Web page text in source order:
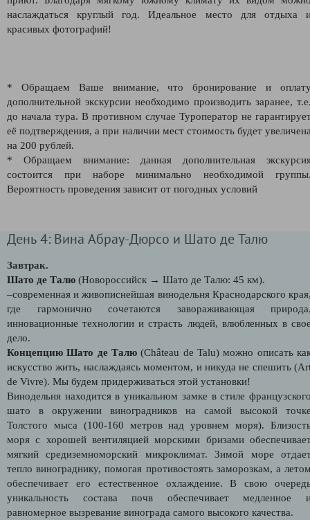
наслаждаться круглый год. Идеальное место для отдыха
красивых фотографий!
* Обращаем Ваше внимание, что бронирование и
дополнительной экскурсии необходимо производить заранее,
до начала тура. В противном случае Туроператор не
её подтверждения, а при наличии мест стоимость будет
на 200 рублей.
* Обращаем внимание: данная дополнительная
состоится при наборе минимально необходимой
Вероятность проведения зависит от погодных условий
День 4: Вина Абрау-Дюрсо и Шато де Талю
Завтрак.
Шато де Талю (Новороссийск → Шато де Талю: 45 км).
–современная и живописнейшая винодельня Краснодарского
где гармонично сочетаются завораживающая
инновационные технологии и страсть людей, влюбленных в
дело.
Концепцию Шато де Талю(Château de Talu) можно описать
искусство жить, наслаждаясь моментом, и никуда не спешить (
de Vivre). Мы будем придерживаться этой установки!
Винодельня находится в уникальном замке в стиле
шато в окружении виноградников на самой высокой
Толстого мыса (100-160 метров над уровнем моря).
моря с хорошей вентиляцией морскими бризами
мягкий средиземноморский микроклимат. Зимой море
тепло винограднику, помогая противостоять заморозкам, а
обеспечивает его естественное охлаждение. В свою
уникальность состава почв обеспечивает медленное
равномерное вызревание винограда самого высокого качества.